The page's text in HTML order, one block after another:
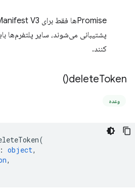
کنند.
deleteToken(
)
وعده
(
: object,
,